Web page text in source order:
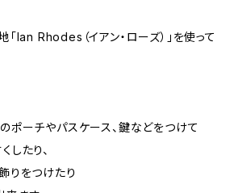
「Ian Rhodes（イアン・ローズ）」を使って
ポーチやパスケース、鍵などをつけて
したり、
りをつけたり